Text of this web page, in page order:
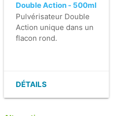
Double Action - 500ml
- noir
Pulvérisateur Double
Action unique dans un
flacon rond.
- Pratique et
bleu ou rouge.
DÉTAILS